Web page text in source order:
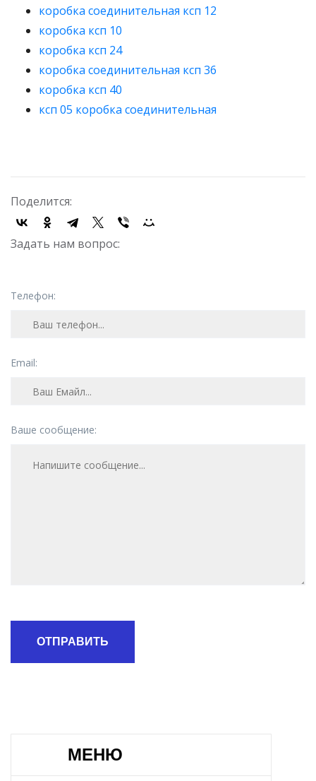
коробка соединительная ксп 12
коробка ксп 10
коробка ксп 24
коробка соединительная ксп 36
коробка ксп 40
ксп 05 коробка соединительная
Поделится:
Задать нам вопрос:
Телефон:
Email:
Ваше сообщение:
ОТПРАВИТЬ
МЕНЮ